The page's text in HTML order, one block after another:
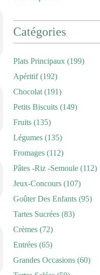
Catégories
Plats Principaux (199)
Apéritif(192)
Chocolat (191)
Petits Biscuits (149)
Fruits (135)
Légumes (135)
Fromages (112)
Pâtes -riz -semoule (112)
Jeux-Concours (107)
Goûter Des Enfants (95)
Tartes Sucrées (83)
Crèmes (72)
Entrées (65)
Grandes Occasions (60)